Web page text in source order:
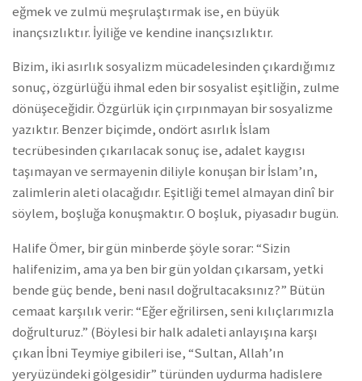
eğmek ve zulmü meşrulaştırmak ise, en büyük
inançsızlıktır. İyiliğe ve kendine inançsızlıktır.
Bizim, iki asırlık sosyalizm mücadelesinden çıkardığımız
sonuç, özgürlüğü ihmal eden bir sosyalist eşitliğin, zulme
dönüşeceğidir. Özgürlük için çırpınmayan bir sosyalizme
yazıktır. Benzer biçimde, ondört asırlık İslam
tecrübesinden çıkarılacak sonuç ise, adalet kaygısı
taşımayan ve sermayenin diliyle konuşan bir İslam’ın,
zalimlerin aleti olacağıdır. Eşitliği temel almayan dinî bir
söylem, boşluğa konuşmaktır. O boşluk, piyasadır bugün.
Halife Ömer, bir gün minberde şöyle sorar: “Sizin
halifenizim, ama ya ben bir gün yoldan çıkarsam, yetki
bende güç bende, beni nasıl doğrultacaksınız?” Bütün
cemaat karşılık verir: “Eğer eğrilirsen, seni kılıçlarımızla
doğrulturuz.” (Böylesi bir halk adaleti anlayışına karşı
çıkan İbni Teymiye gibileri ise, “Sultan, Allah’ın
yeryüzündeki gölgesidir” türünden uydurma hadislere